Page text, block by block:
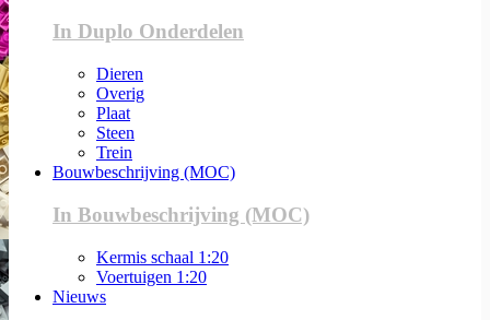
In Duplo Onderdelen
Dieren
Overig
Plaat
Steen
Trein
Bouwbeschrijving (MOC)
In Bouwbeschrijving (MOC)
Kermis schaal 1:20
Voertuigen 1:20
Nieuws